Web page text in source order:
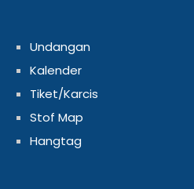
Undangan
Kalender
Tiket/Karcis
Stof Map
Hangtag